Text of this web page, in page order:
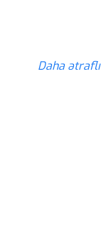
Daha ətraflı